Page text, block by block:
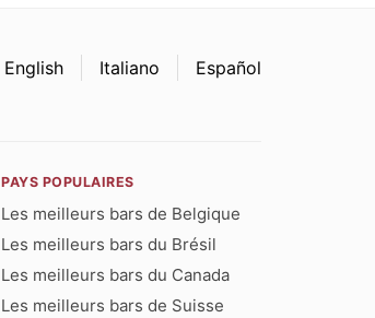
English Italiano Español
PAYS POPULAIRES
Les meilleurs bars de Belgique
Les meilleurs bars du Brésil
Les meilleurs bars du Canada
Les meilleurs bars de Suisse